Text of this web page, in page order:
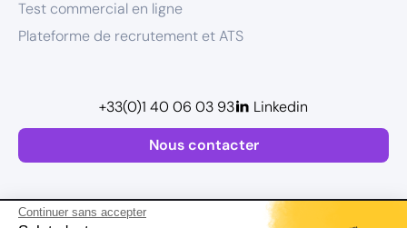
Continuer sans accepter
Test commercial en ligne
Plateforme de recrutement et ATS
Nous contacter
+33(0)1 40 06 03 93 Linkedin